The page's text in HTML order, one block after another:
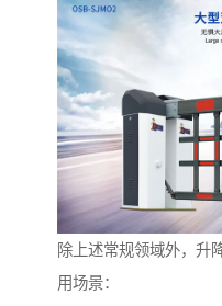
除上述常规领域外，升
用场景：